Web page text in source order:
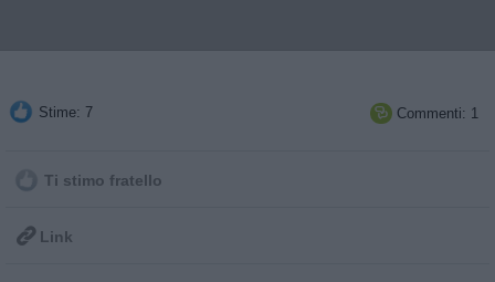
Stime: 7  Commenti: 1
Ti stimo fratello
 Link